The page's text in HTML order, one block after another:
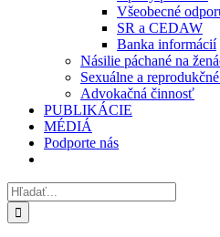
Všeobecné
SR a CEDAW
Banka informácií
Násilie páchané na
Sexuálne a
Advokačná činnosť
PUBLIKÁCIE
MÉDIÁ
Podporte nás
Hľadať: